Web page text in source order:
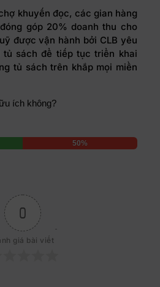
khuyến đọc, các gian hàng
góp 20% doanh thu cho
được vận hành bởi CLB yêu
sách để tiếp tục triển khai
tủ sách trên khắp mọi miền
ích không?
50%
0
giá bài viết